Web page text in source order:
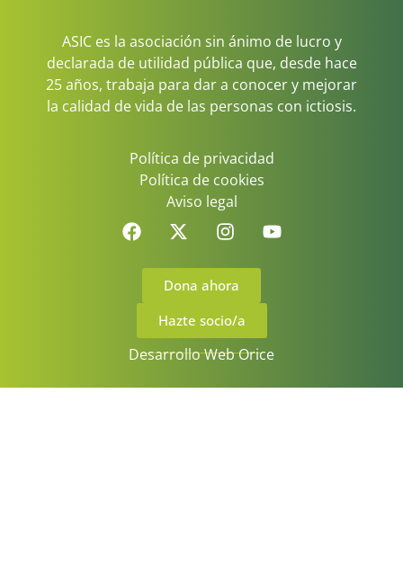
ASIC es la asociación sin ánimo de lucro y
declarada de utilidad pública que, desde hace
25 años, trabaja para dar a conocer y mejorar
la calidad de vida de las personas con ictiosis.
Política de privacidad
Política de cookies
Aviso legal
Dona ahora
Hazte socio/a
Desarrollo Web Orice